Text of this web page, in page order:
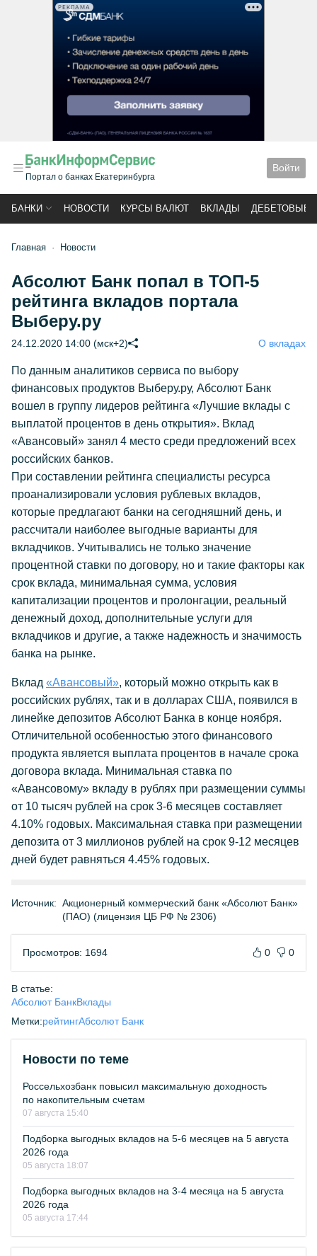
РЕКЛАМА
Портал о банках Екатеринбурга
Войти
БАНКИ НОВОСТИ КУРСЫ ВАЛЮТ ВКЛАДЫ ДЕБЕТОВЫЕ
Главная Новости
Абсолют Банк попал в ТОП-5
рейтинга вкладов портала
Выберу.ру
24.12.2020 14:00 (мск+2) О вкладах
По данным аналитиков сервиса по выбору
финансовых продуктов Выберу.ру, Абсолют Банк
вошел в группу лидеров рейтинга «Лучшие вклады с
выплатой процентов в день открытия». Вклад
«Авансовый» занял 4 место среди предложений всех
российских банков.
При составлении рейтинга специалисты ресурса
проанализировали условия рублевых вкладов,
которые предлагают банки на сегодняшний день, и
рассчитали наиболее выгодные варианты для
вкладчиков. Учитывались не только значение
процентной ставки по договору, но и такие факторы как
срок вклада, минимальная сумма, условия
капитализации процентов и пролонгации, реальный
денежный доход, дополнительные услуги для
вкладчиков и другие, а также надежность и значимость
банка на рынке.
Вклад «Авансовый», который можно открыть как в
российских рублях, так и в долларах США, появился в
линейке депозитов Абсолют Банка в конце ноября.
Отличительной особенностью этого финансового
продукта является выплата процентов в начале срока
договора вклада. Минимальная ставка по
«Авансовому» вкладу в рублях при размещении суммы
от 10 тысяч рублей на срок 3-6 месяцев составляет
4.10% годовых. Максимальная ставка при размещении
депозита от 3 миллионов рублей на срок 9-12 месяцев
дней будет равняться 4.45% годовых.
Источник: Акционерный коммерческий банк «Абсолют Банк»
(ПАО) (лицензия ЦБ РФ № 2306)
Просмотров: 1694 0 0
В статье:
Абсолют БанкВклады
Метки:рейтингАбсолют Банк
Новости по теме
Россельхозбанк повысил максимальную доходность
по накопительным счетам
07 августа 15:40
Подборка выгодных вкладов на 5-6 месяцев на 5 августа
2026 года
05 августа 18:07
Подборка выгодных вкладов на 3-4 месяца на 5 августа
2026 года
05 августа 17:44